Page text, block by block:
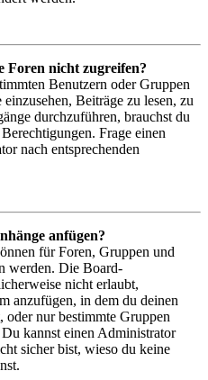
Foren nicht zugreifen?
Benutzern oder Gruppen
Beiträge zu lesen, zu
durchzuführen, brauchst du
Frage einen
nach entsprechenden
anfügen?
für Foren, Gruppen und
werden. Die Board-
nicht erlaubt,
anzufügen, in dem du deinen
oder nur bestimmte Gruppen
kannst einen Administrator
sicher bist, wieso du keine